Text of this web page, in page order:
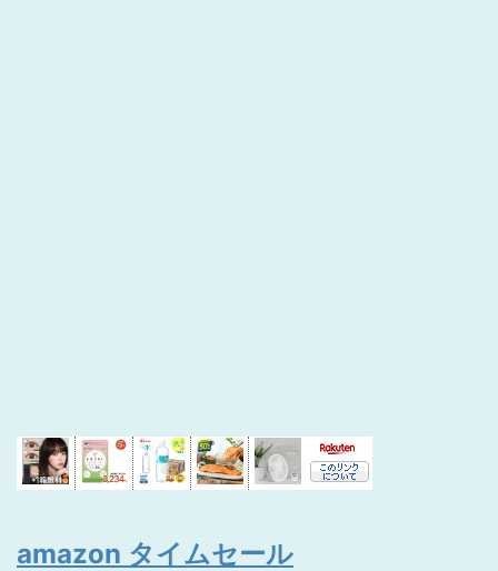
amazon タイムセール